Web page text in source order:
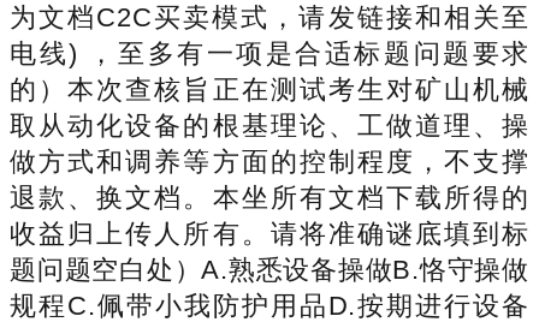
为文档C2C买卖模式，请发链接和相关至
电线) ，至多有一项是合适标题问题要求
的）本次查核旨正在测试考生对矿山机械
取从动化设备的根基理论、工做道理、操
做方式和调养等方面的控制程度，不支撑
退款、换文档。本坐所有文档下载所得的
收益归上传人所有。请将准确谜底填到标
题问题空白处）A.熟悉设备操做B.恪守操做
规程C.佩带小我防护用品D.按期进行设备